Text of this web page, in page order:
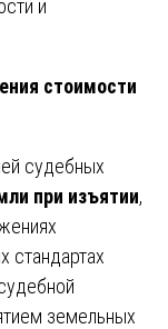
и
стоимости
судебных
при изъятии,
стандартах
земельных